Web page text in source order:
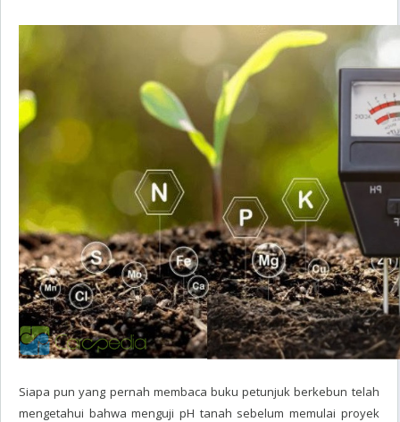
Siapa pun yang pernah membaca buku petunjuk berkebun telah
mengetahui bahwa menguji pH tanah sebelum memulai proyek